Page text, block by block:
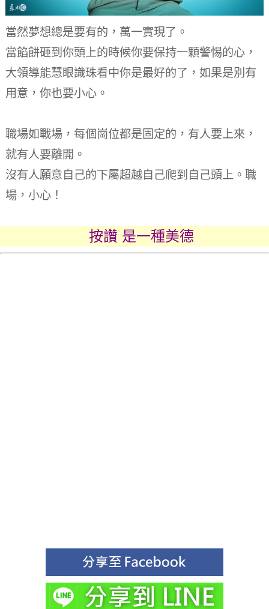
當然夢想總是要有的，萬一實現了。
當餡餅砸到你頭上的時候你要保持一顆警惕的心，
大領導能慧眼識珠看中你是最好的了，如果是別有
用意，你也要小心。
職場如戰場，每個崗位都是固定的，有人要上來，
就有人要離開。
沒有人願意自己的下屬超越自己爬到自己頭上。 職
場，小心！
按讚 是一種美德